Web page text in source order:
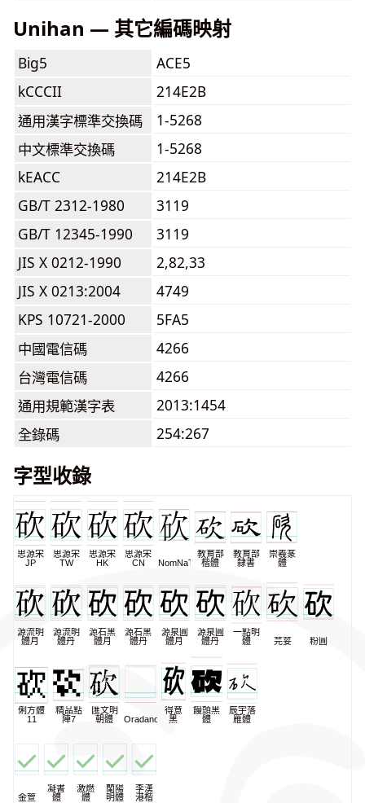
Unihan — 其它編碼映射
Big5
ACE5
kCCCII
214E2B
通用漢字標準交換碼
1-5268
中文標準交換碼
1-5268
kEACC
214E2B
GB/T 2312-1980
3119
GB/T 12345-1990
3119
JIS X 0212-1990
2,82,33
JIS X 0213:2004
4749
KPS 10721-2000
5FA5
中國電信碼
4266
台灣電信碼
4266
通用規範漢字表
2013:1454
全錄碼
254:267
字型收錄
思源宋
JP
思源宋
TW
思源宋
HK
思源宋
CN
NomNaTong
教育部
楷體
教育部
隸書
崇羲篆
體
源流明
體月
源流明
體丹
源石黑
體月
源石黑
體丹
源泉圓
體月
源泉圓
體丹
一點明
體
芫荽 粉圓
俐方體
11
精品點
陣7
匯文明
朝體
Oradano
得意
黑
饅頭黑
體
辰宇落
雁體
金萱
凝書
體
激燃
體
蘭陽
明體
李漢
港楷